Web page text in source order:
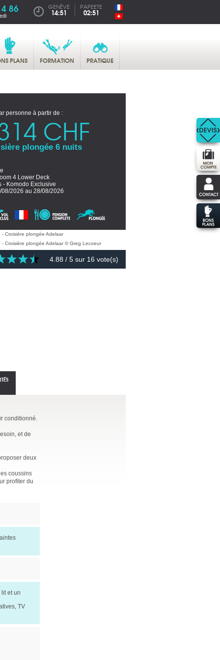
86 GENÈVE
14:51
PAPEETE
02:51
PLANS FORMATION PRATIQUE
personne à partir de :CHF
plongée 6 nuits
4 Lower Deck
- Komodo Exclusive
08/2026 au 28/08/2026
4.88 / 5 sur 16 vote(s)
conditionné.
et de
deux
coussins
profiter du
et un
TV